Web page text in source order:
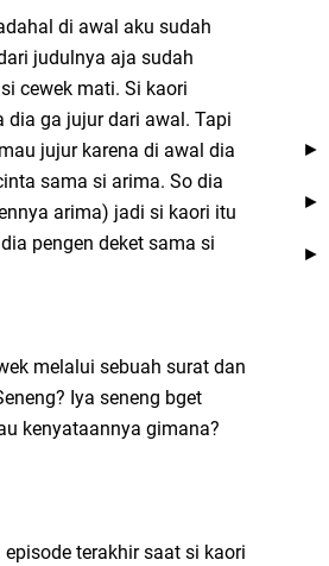
di awal aku sudah
judulnya aja sudah
si cewek mati. Si kaori
dia ga jujur dari awal. Tapi
jujur karena di awal dia
sama si arima. So dia
arima) jadi si kaori itu
pengen deket sama si
melalui sebuah surat dan
Iya seneng bget
kenyataannya gimana?
terakhir saat si kaori
►
►
►